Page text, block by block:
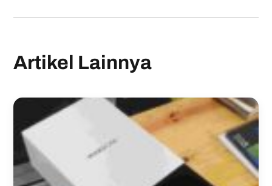
Artikel Lainnya